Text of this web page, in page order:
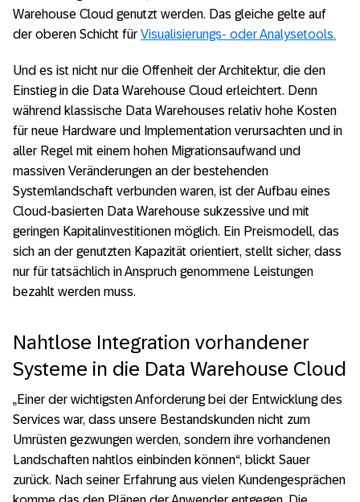
Warehouse Cloud genutzt werden. Das gleiche gelte auf
der oberen Schicht für Visualisierungs- oder Analysetools.
Und es ist nicht nur die Offenheit der Architektur, die den
Einstieg in die Data Warehouse Cloud erleichtert. Denn
während klassische Data Warehouses relativ hohe Kosten
für neue Hardware und Implementation verursachten und in
aller Regel mit einem hohen Migrationsaufwand und
massiven Veränderungen an der bestehenden
Systemlandschaft verbunden waren, ist der Aufbau eines
Cloud-basierten Data Warehouse sukzessive und mit
geringen Kapitalinvestitionen möglich. Ein Preismodell, das
sich an der genutzten Kapazität orientiert, stellt sicher, dass
nur für tatsächlich in Anspruch genommene Leistungen
bezahlt werden muss.
Nahtlose Integration vorhandener
Systeme in die Data Warehouse Cloud
„Einer der wichtigsten Anforderung bei der Entwicklung des
Services war, dass unsere Bestandskunden nicht zum
Umrüsten gezwungen werden, sondern ihre vorhandenen
Landschaften nahtlos einbinden können“, blickt Sauer
zurück. Nach seiner Erfahrung aus vielen Kundengesprächen